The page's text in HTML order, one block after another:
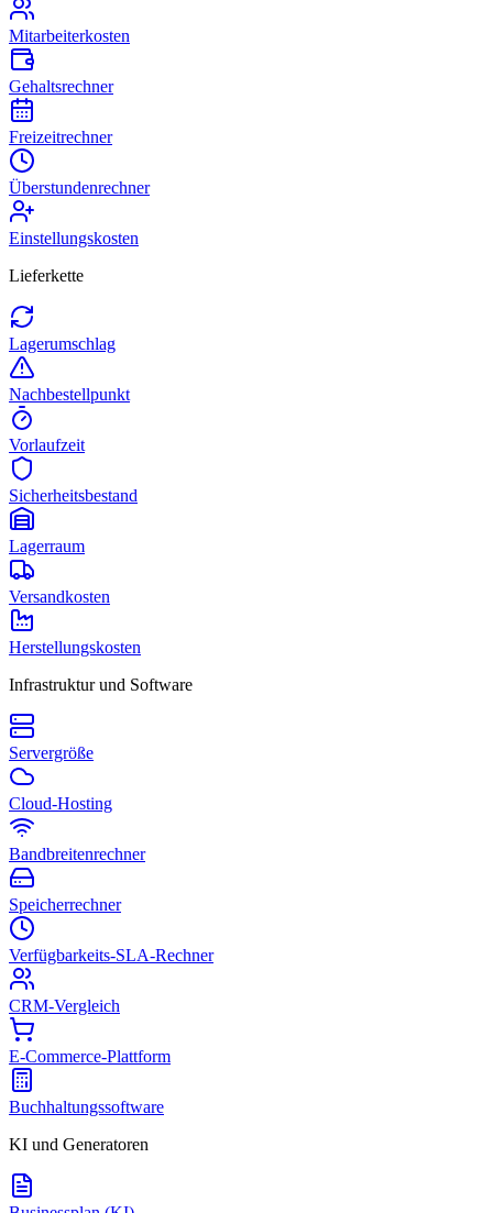
Mitarbeiterkosten
Gehaltsrechner
Freizeitrechner
Überstundenrechner
Einstellungskosten
Lieferkette
Lagerumschlag
Nachbestellpunkt
Vorlaufzeit
Sicherheitsbestand
Lagerraum
Versandkosten
Herstellungskosten
Infrastruktur und Software
Servergröße
Cloud-Hosting
Bandbreitenrechner
Speicherrechner
Verfügbarkeits-SLA-Rechner
CRM-Vergleich
E-Commerce-Plattform
Buchhaltungssoftware
KI und Generatoren